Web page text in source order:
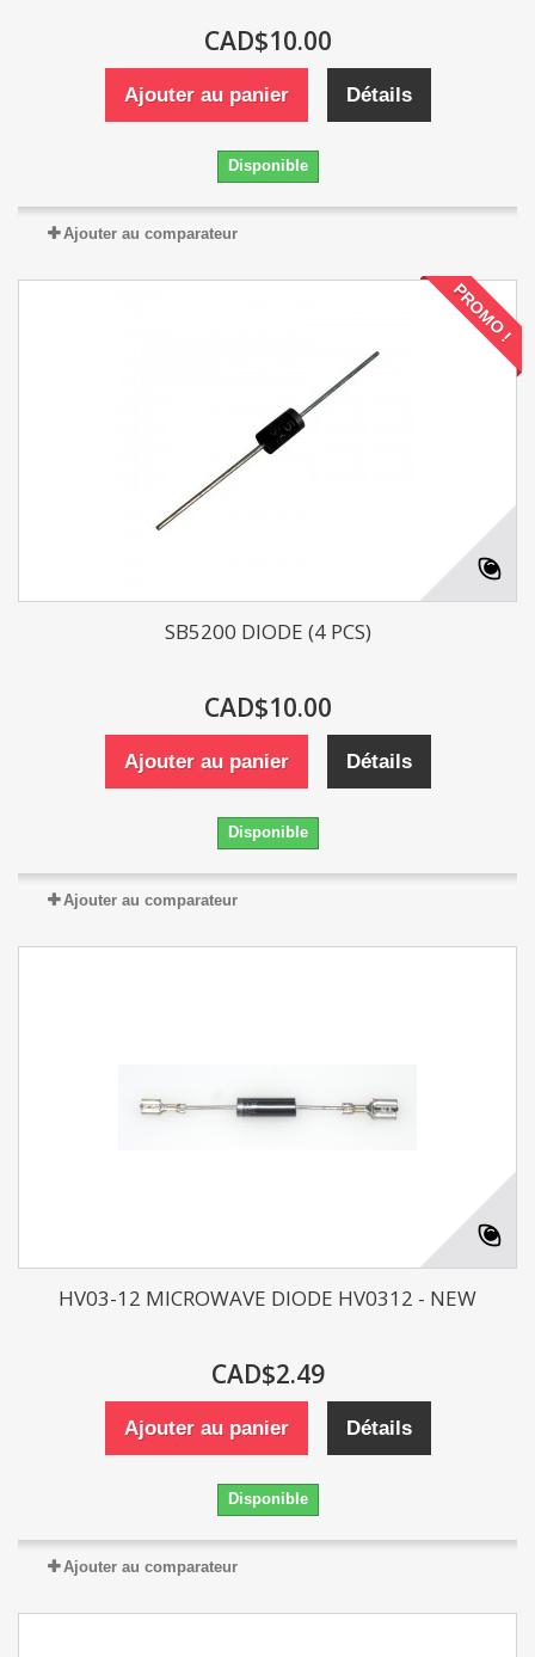
CAD$10.00
Ajouter au panier Détails
Disponible
Ajouter au comparateur
PROMO !
SB5200 DIODE (4 PCS)
CAD$10.00
Ajouter au panier Détails
Disponible
Ajouter au comparateur
HV03-12 MICROWAVE DIODE HV0312 - NEW
CAD$2.49
Ajouter au panier Détails
Disponible
Ajouter au comparateur